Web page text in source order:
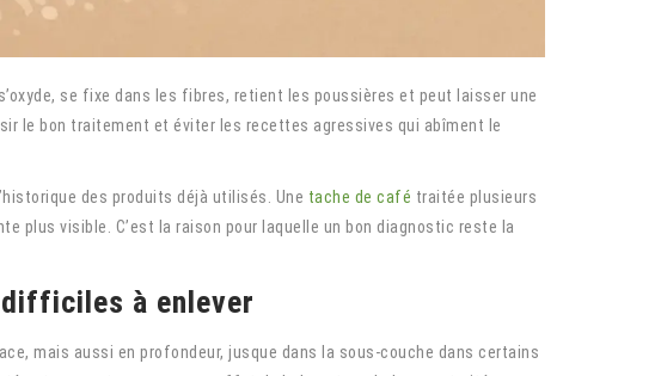
se fixe dans les fibres, retient les poussières et peut laisser une
le bon traitement et éviter les recettes agressives qui abîment le
des produits déjà utilisés. Une tache de café traitée plusieurs
plus visible. C’est la raison pour laquelle un bon diagnostic reste la
à enlever
mais aussi en profondeur, jusque dans la sous-couche dans certains